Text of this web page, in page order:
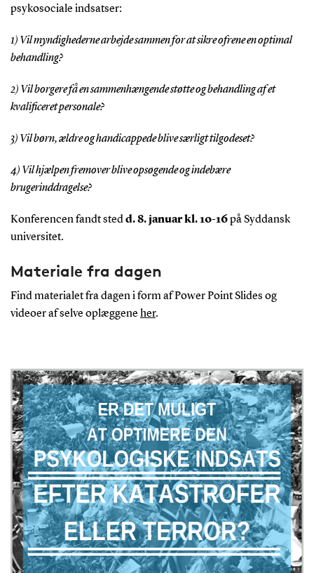
psykosociale indsatser:
1) Vil myndighederne arbejde sammen for at sikre ofrene en optimal
behandling?
2) Vil borgere få en sammenhængende støtte og behandling af et
kvalificeret personale?
3) Vil børn, ældre og handicappede blive særligt tilgodeset?
4) Vil hjælpen fremover blive opsøgende og indebære
brugerinddragelse?
Konferencen fandt stedd. 8. januar kl. 10-16på Syddansk
universitet.
Materiale fra dagen
Find materialet fra dagen i form af Power Point Slides og
videoer af selve oplæggene her.